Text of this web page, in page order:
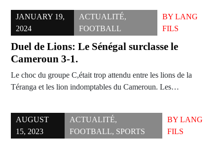
JANUARY 19,
2024
ACTUALITÉ,
FOOTBALL
BY LANG
FILS
Duel de Lions: Le Sénégal surclasse le
Cameroun 3-1.
Le choc du groupe C,était trop attendu entre les lions de la
Téranga et les lion indomptables du Cameroun. Les…
AUGUST
15, 2023
ACTUALITÉ,
FOOTBALL, SPORTS
BYLANG
FILS